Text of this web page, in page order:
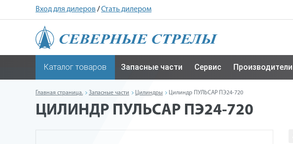
Вход для дилеров/Стать дилером
Каталог товаров Запасные части Сервис Производители
Главная страница. Запасные части Цилиндры Цилиндр ПУЛЬСАР ПЭ24-720
ЦИЛИНДР ПУЛЬСАР ПЭ24-720